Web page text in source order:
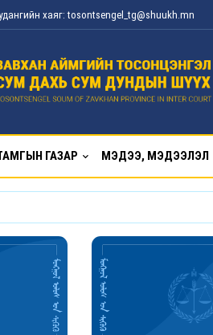
хаяг: tosontsengel_tg@shuukh.mn
ГАЗАР МЭДЭЭ, МЭДЭЭЛЭЛ